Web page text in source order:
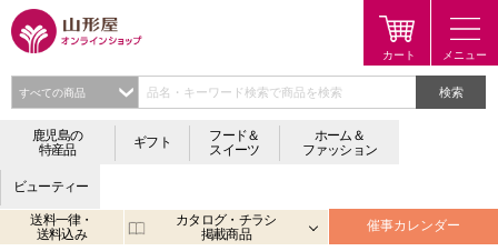
検索
鹿児島の
特産品
ギフト
フード＆
スイーツ
ホーム＆
ファッション
ビューティー
送料一律・
送料込み
カタログ・チラシ
掲載商品
催事カレンダー